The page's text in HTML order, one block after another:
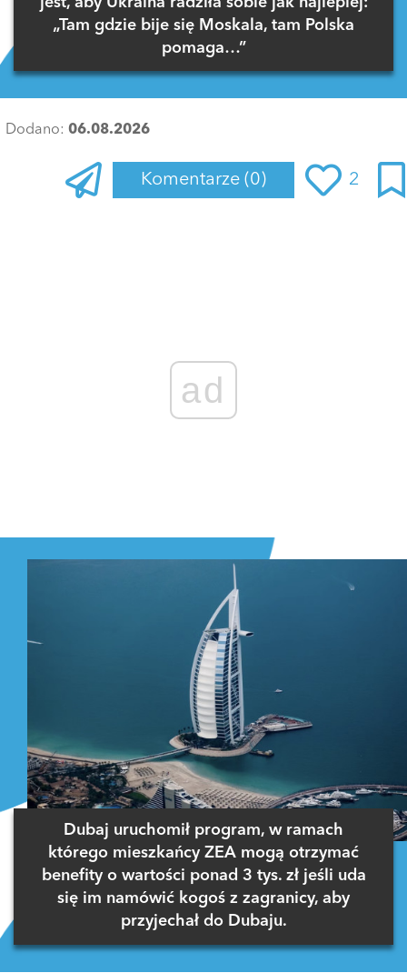
„Tam gdzie bije się Moskala, tam Polska
pomaga…”
Dodano: 06.08.2026
Komentarze (0) 2
ad
Dubaj uruchomił program, w ramach
którego mieszkańcy ZEA mogą otrzymać
benefity o wartości ponad 3 tys. zł jeśli uda
się im namówić kogoś z zagranicy, aby
przyjechał do Dubaju.